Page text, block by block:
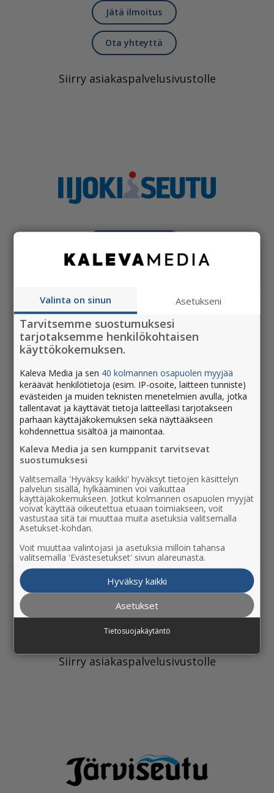
Jätä ilmoitus
Ota yhteyttä
Siirry asiakaspalvelusivustolle
Jätä ilmoitus
Ota yhteyttä
Siirry asiakaspalvelusivustolle
Tilaa Jurvan Sanomat
Hallitse tilauksiasi
Jätä ilmoitus
Ota yhteyttä
Siirry asiakaspalvelusivustolle
Valinta on sinun Asetukseni
Tarvitsemme suostumuksesi
tarjotaksemme henkilökohtaisen
käyttökokemuksen.
Kaleva Media ja sen 40 kolmannen osapuolen myyjää
keräävät henkilötietoja (esim. IP-osoite, laitteen tunniste)
evästeiden ja muiden teknisten menetelmien avulla, jotka
tallentavat ja käyttävät tietoja laitteellasi tarjotakseen
parhaan käyttäjäkokemuksen sekä näyttääkseen
kohdennettua sisältöä ja mainontaa.
Kaleva Media ja sen kumppanit tarvitsevat
suostumuksesi
Valitsemalla 'Hyväksy kaikki' hyväksyt tietojen käsittelyn
palvelun sisällä, hylkääminen voi vaikuttaa
käyttäjäkokemukseen. Jotkut kolmannen osapuolen myyjät
voivat käyttää oikeutettua etuaan toimiakseen, voit
vastustaa sitä tai muuttaa muita asetuksia valitsemalla
Asetukset-kohdan.
Voit muuttaa valintojasi ja asetuksia milloin tahansa
valitsemalla 'Evästesetukset' sivun alareunasta.
Hyväksy kaikki
Asetukset
Tietosuojakäytäntö